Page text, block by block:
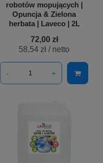
robotów mopujących |
Opuncja & Zielona
herbata | Laveco | 2L
72,00 zł
58,54 zł / netto
- +